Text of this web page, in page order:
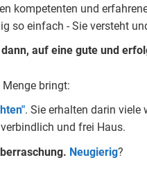
kompetenten und
so einfach - Sie versteht
dann, auf eine gute und
bringt:
. Sie erhalten darin
und frei Haus.
Neugierig?